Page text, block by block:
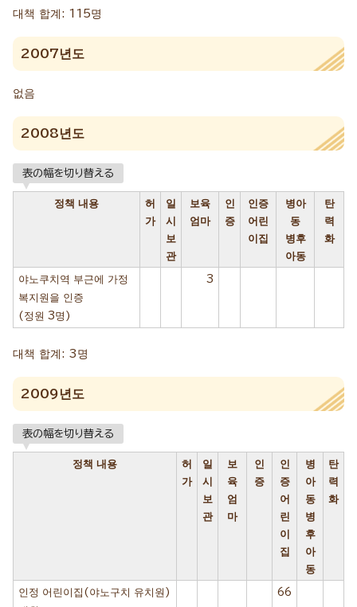
대책 합계: 115명
2007년도
없음
2008년도
表の幅を切り替える
정책 내용
허
가
일
시
보
관
보육
엄마
인
증
인증
어린
이집
병아
동
병후
아동
탄
력
화
야노쿠치역 부근에 가정
복지원을 인증
(정원 3명)
3
대책 합계: 3명
2009년도
表の幅を切り替える
정책 내용
허
가
일
시
보
관
보
육
엄
마
인
증
인
증
어
린
이
집
병
아
동
병
후
아
동
탄
력
화
인정 어린이집(야노구치 유치원)
66